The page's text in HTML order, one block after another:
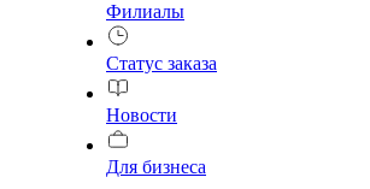
Филиалы
Статус заказа
Новости
Для бизнеса